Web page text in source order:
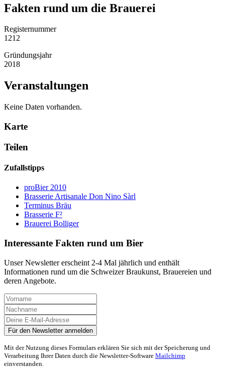
Fakten rund um die Brauerei
Registernummer
1212
Gründungsjahr
2018
Veranstaltungen
Keine Daten vorhanden.
Karte
Teilen
Zufallstipps
proBier 2010
Brasserie Artisanale Don Nino Sàrl
Terminus Bräu
Brasserie F²
Brauerei Bolliger
Interessante Fakten rund um Bier
Unser Newsletter erscheint 2-4 Mal jährlich und enthält
Informationen rund um die Schweizer Braukunst, Brauereien und
deren Angebote.
Mit der Nutzung dieses Formulars erklären Sie sich mit der Speicherung und
Verarbeitung Ihrer Daten durch die Newsletter-Software Mailchimp
einverstanden.